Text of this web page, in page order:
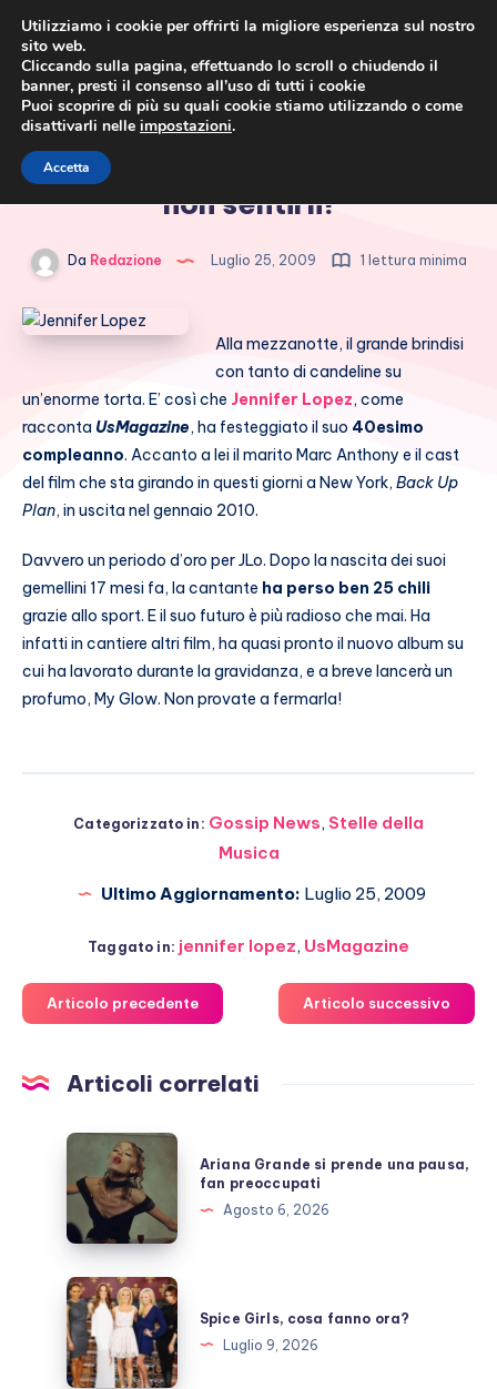
Jennifer Lopez, quarant’anni e
non sentirli!
Da Redazione Luglio 25, 2009 1 lettura minima
Alla mezzanotte, il grande brindisi
con tanto di candeline su
un’enorme torta. E’ così che Jennifer Lopez, come
racconta UsMagazine, ha festeggiato il suo 40esimo
compleanno. Accanto a lei il marito Marc Anthony e il cast
del film che sta girando in questi giorni a New York, Back Up
Plan, in uscita nel gennaio 2010.
Davvero un periodo d’oro per JLo. Dopo la nascita dei suoi
gemellini 17 mesi fa, la cantante ha perso ben 25 chili
grazie allo sport. E il suo futuro è più radioso che mai. Ha
infatti in cantiere altri film, ha quasi pronto il nuovo album su
cui ha lavorato durante la gravidanza, e a breve lancerà un
profumo, My Glow. Non provate a fermarla!
Categorizzato in: Gossip News, Stelle della
Musica
Ultimo Aggiornamento: Luglio 25, 2009
Taggato in: jennifer lopez, UsMagazine
Articolo precedente Articolo successivo
Articoli correlati
Ariana
Grande
si
prende
una
pausa,
fan
preoccupati
Ariana Grande si prende una pausa,
fan preoccupati
Agosto 6, 2026
Spice
Girls,
cosa
fanno
Spice Girls, cosa fanno ora?
Luglio 9, 2026
Utilizziamo i cookie per offrirti la migliore esperienza sul nostro
sito web.
Cliccando sulla pagina, effettuando lo scroll o chiudendo il
banner, presti il consenso all’uso di tutti i cookie
Puoi scoprire di più su quali cookie stiamo utilizzando o come
disattivarli nelle impostazioni.
Accetta